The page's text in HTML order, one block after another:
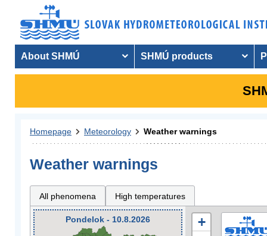
About SHMÚ SHMÚ products
Homepage Meteorology Weather warnings
Weather warnings
All phenomena High temperatures
Pondelok - 10.8.2026
+